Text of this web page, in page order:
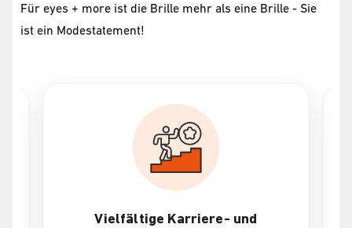
Für eyes + more ist die Brille mehr als eine Brille - Sie
ist ein Modestatement!
Vielfältige Karriere- und